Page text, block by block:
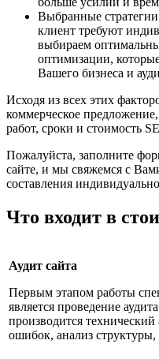
Выбранные
клиент требуют
выбираем
оптимизации,
Вашего бизнеса и
Исходя из всех этих
коммерческое
работ, сроки и стоимость
Пожалуйста, заполните
сайте, и мы свяжемся с
составления
Что входит в
Аудит сайта
Первым этапом работы
является проведение
производится
ошибок, анализ структуры,